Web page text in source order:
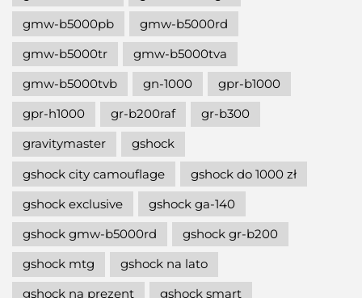
gmw-b5000pb
gmw-b5000rd
gmw-b5000tr
gmw-b5000tva
gmw-b5000tvb
gn-1000
gpr-b1000
gpr-h1000
gr-b200raf
gr-b300
gravitymaster
gshock
gshock city camouflage
gshock do 1000 zł
gshock exclusive
gshock ga-140
gshock gmw-b5000rd
gshock gr-b200
gshock mtg
gshock na lato
gshock na prezent
gshock smart